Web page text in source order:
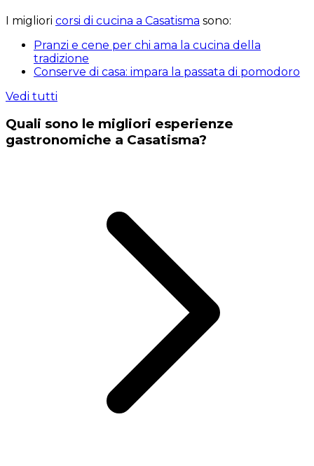
I migliori corsi di cucina a Casatisma sono:
Pranzi e cene per chi ama la cucina della
tradizione
Conserve di casa: impara la passata di pomodoro
Vedi tutti
Quali sono le migliori esperienze
gastronomiche a Casatisma?